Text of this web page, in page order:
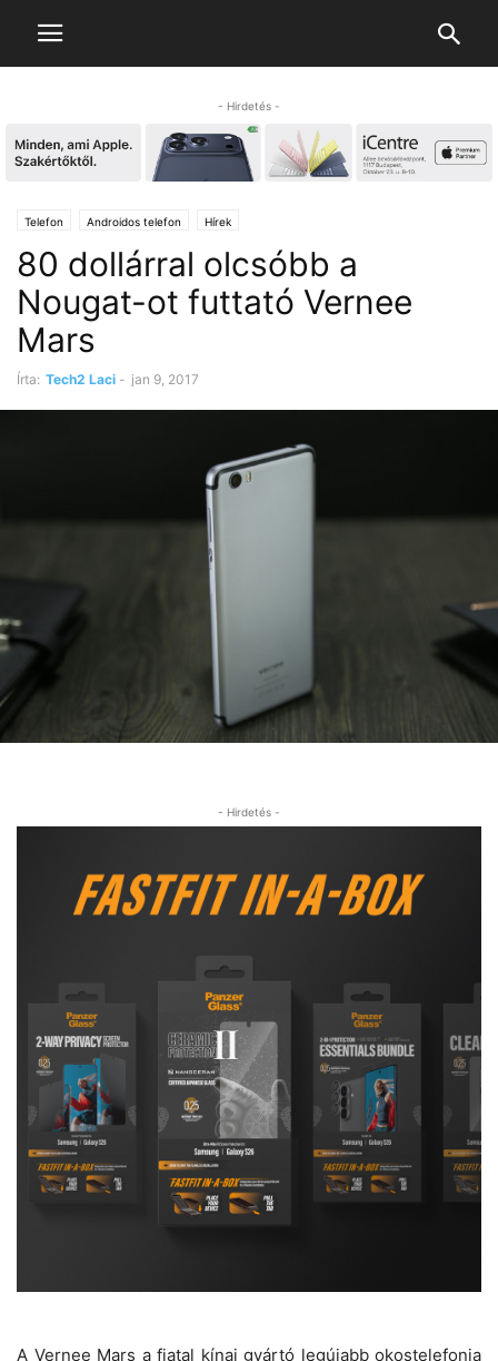
- Hirdetés -
Telefon Androidos telefon Hírek
80 dollárral olcsóbb a
Nougat-ot futtató Vernee
Mars
Írta: Tech2 Laci - jan 9, 2017
- Hirdetés -
A Vernee Mars a fiatal kínai gyártó legújabb okostelefonja